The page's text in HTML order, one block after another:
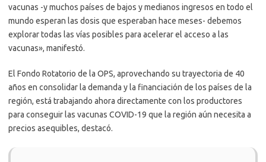
vacunas -y muchos países de bajos y medianos ingresos en todo el
mundo esperan las dosis que esperaban hace meses- debemos
explorar todas las vías posibles para acelerar el acceso a las
vacunas», manifestó.
El Fondo Rotatorio de la OPS, aprovechando su trayectoria de 40
años en consolidar la demanda y la financiación de los países de la
región, está trabajando ahora directamente con los productores
para conseguir las vacunas COVID-19 que la región aún necesita a
precios asequibles, destacó.